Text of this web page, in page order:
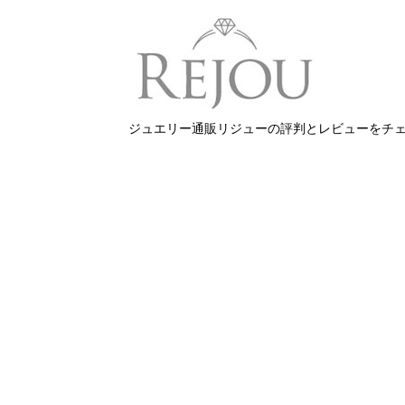
ジュエリー通販リジューの評判とレビューをチ